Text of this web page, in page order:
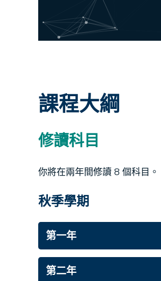
課程大綱
修讀科目
你將在兩年間修讀 8 個科目。
秋季學期
第一年
第二年